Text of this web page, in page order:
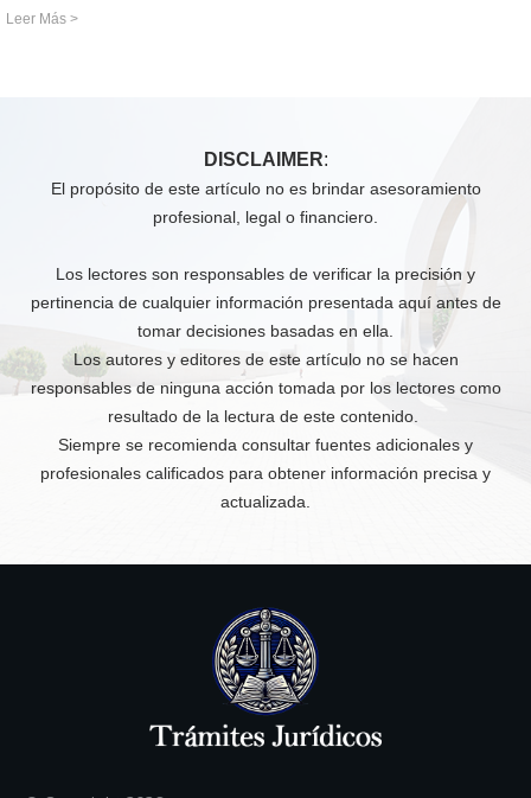
Leer Más >
DISCLAIMER:
El propósito de este artículo no es brindar asesoramiento
profesional, legal o financiero.
Los lectores son responsables de verificar la precisión y
pertinencia de cualquier información presentada aquí antes de
tomar decisiones basadas en ella.
Los autores y editores de este artículo no se hacen
responsables de ninguna acción tomada por los lectores como
resultado de la lectura de este contenido.
Siempre se recomienda consultar fuentes adicionales y
profesionales calificados para obtener información precisa y
actualizada.